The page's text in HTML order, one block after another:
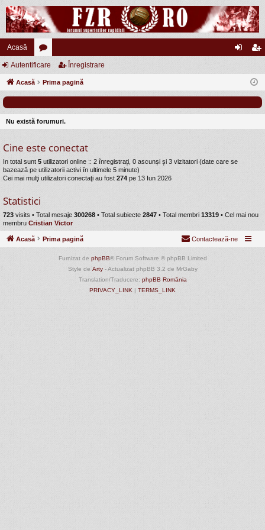
Acasă
or
u
uri
eg
Autentificare Înregistrare
Acasă Prima pagină
Nu există forumuri.
Cine este conectat
In total sunt 5 utilizatori online :: 2 înregistrați, 0 ascunși și 3 vizitatori (date care se
bazează pe utilizatorii activi în ultimele 5 minute)
Cei mai mulţi utilizatori conectaţi au fost 274 pe 13 Iun 2026
Statistici
723 visits • Total mesaje 300268 • Total subiecte 2847 • Total membri 13319 • Cel mai nou
membru Cristian Victor
Acasă Prima pagină Contactează-ne
Furnizat de phpBB® Forum Software © phpBB Limited
Style de Arty- Actualizat phpBB 3.2 de MrGaby
Translation/Traducere: phpBB România
PRIVACY_LINK | TERMS_LINK